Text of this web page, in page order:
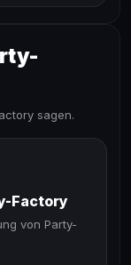
sagen.
Factory
von Party-